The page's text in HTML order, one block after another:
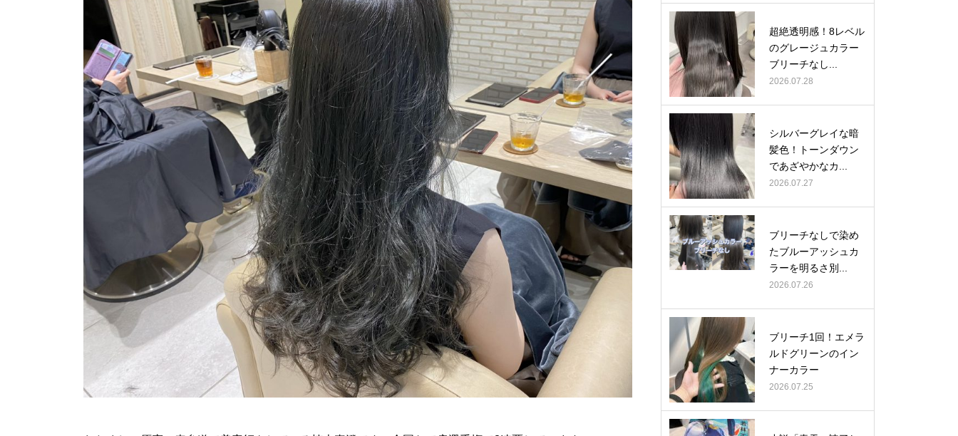
超絶透明感！8レベル
のグレージュカラー
ブリーチなし...
2026.07.28
シルバーグレイな暗
髪色！トーンダウン
であざやかなカ...
2026.07.27
ブリーチなしで染め
たブルーアッシュカ
ラーを明るさ別...
2026.07.26
ブリーチ1回！エメラ
ルドグリーンのイン
ナーカラー
2026.07.25